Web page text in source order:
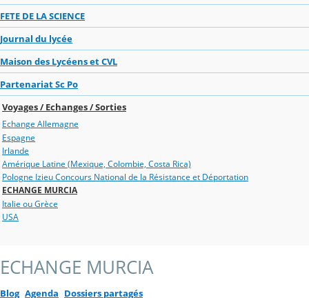
FETE DE LA SCIENCE
Journal du lycée
Maison des Lycéens et CVL
Partenariat Sc Po
Voyages / Echanges / Sorties
Echange Allemagne
Espagne
Irlande
Amérique Latine (Mexique, Colombie, Costa Rica)
Pologne Izieu Concours National de la Résistance et Déportation
ECHANGE MURCIA
Italie ou Grèce
USA
ECHANGE MURCIA
Blog Agenda Dossiers partagés